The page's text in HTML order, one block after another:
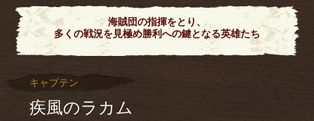
海賊団の指揮をとり、
多くの戦況を見極め勝利への鍵となる英雄たち
キャプテン
疾風のラカム